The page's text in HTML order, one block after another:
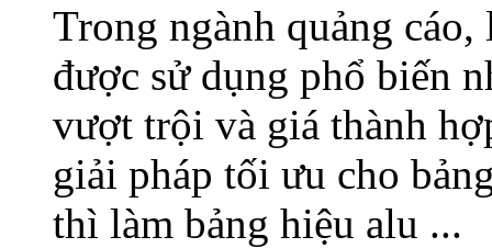
Trong ngành quảng
được sử dụng phổ biến
vượt trội và giá thành
giải pháp tối ưu cho
thì làm bảng hiệu alu ...